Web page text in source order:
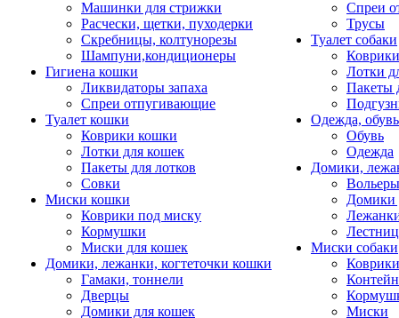
Машинки для стрижки
Расчески, щетки, пуходерки
Скребницы, колтунорезы
Шампуни,кондиционеры
Гигиена кошки
Ликвидаторы запаха
Спреи отпугивающие
Туалет кошки
Коврики кошки
Лотки для кошек
Пакеты для лотков
Совки
Миски кошки
Коврики под миску
Кормушки
Миски для кошек
Домики, лежанки, когтеточки кошки
Гамаки, тоннели
Дверцы
Домики для кошек
Спреи
Трусы
Туалет собаки
Коврики
Лотки
Пакеты
Одежда, обувь
Обувь
Одежда
Домики,
Домики
Миски собаки
Миски